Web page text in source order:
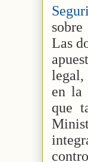
Las
legal,
en la
que